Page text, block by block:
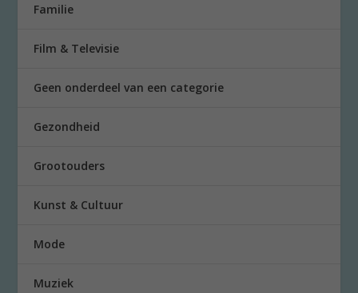
Familie
Film & Televisie
Geen onderdeel van een categorie
Gezondheid
Grootouders
Kunst & Cultuur
Mode
Muziek